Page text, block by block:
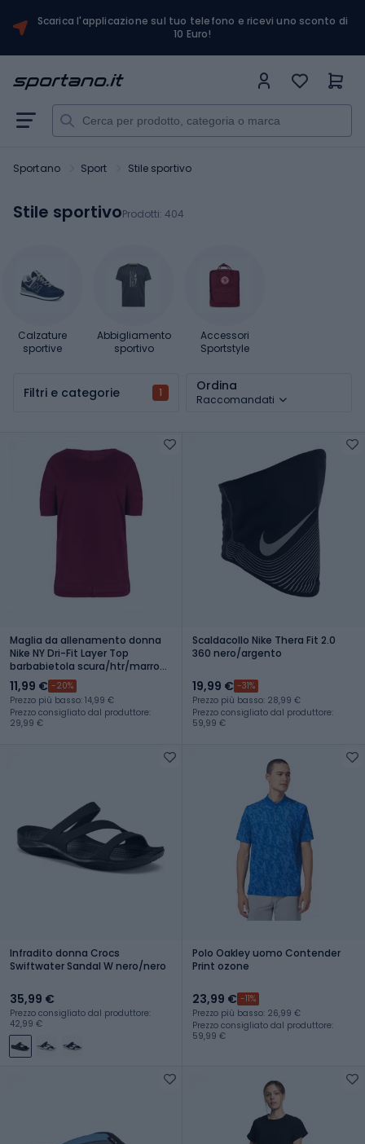
Scarica l'applicazione sul tuo telefono e ricevi uno sconto di
10 Euro!
Sportano Sport Stile sportivo
Stile sportivoProdotti: 404
Calzature
sportive
Abbigliamento
sportivo
Accessori
Sportstyle
Filtri e categorie 1 Ordina
Raccomandati
Maglia da allenamento donna
Nike NY Dri-Fit Layer Top
barbabietola scura/htr/marrone
notte
11,99 € -20%
Prezzo più basso: 14,99 €
Prezzo consigliato dal produttore:
29,99 €
Scaldacollo Nike Thera Fit 2.0
360 nero/argento
19,99 € -31%
Prezzo più basso: 28,99 €
Prezzo consigliato dal produttore:
59,99 €
Infradito donna Crocs
Swiftwater Sandal W nero/nero
35,99 €
Prezzo consigliato dal produttore:
42,99 €
Polo Oakley uomo Contender
Print ozone
23,99 € -11%
Prezzo più basso: 26,99 €
Prezzo consigliato dal produttore:
59,99 €